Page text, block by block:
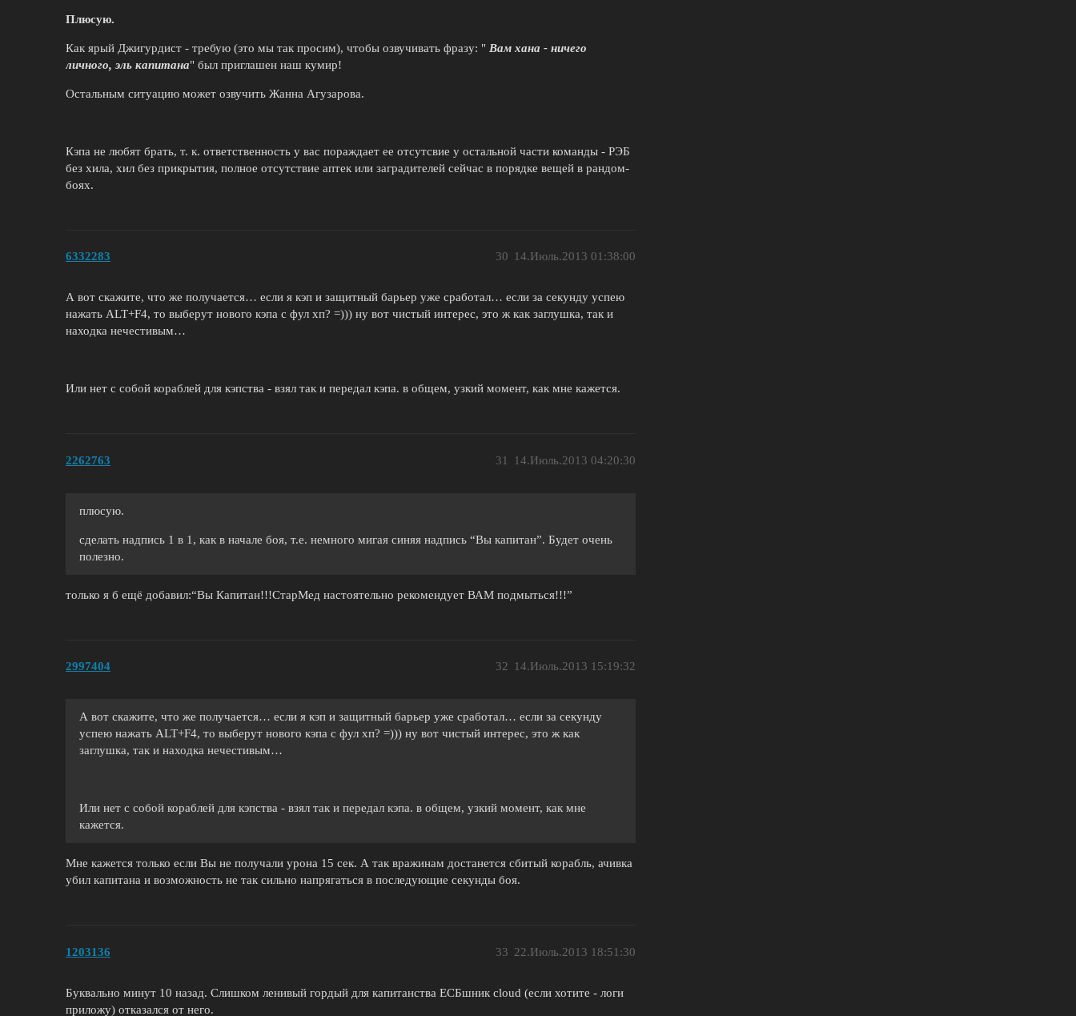
Плюсую.
Как ярый Джигурдист - требую (это мы так просим), чтобы озвучивать фразу: " Вам хана - ничего
личного, эль капитана" был приглашен наш кумир!
Остальным ситуацию может озвучить Жанна Агузарова.
Кэпа не любят брать, т. к. ответственность у вас пораждает ее отсутсвие у остальной части команды - РЭБ
без хила, хил без прикрытия, полное отсутствие аптек или заградителей сейчас в порядке вещей в рандом-
боях.
6332283 14.Июль.2013 01:38:00
30
А вот скажите, что же получается… если я кэп и защитный барьер уже сработал… если за секунду успею
нажать ALT+F4, то выберут нового кэпа с фул хп? =))) ну вот чистый интерес, это ж как заглушка, так и
находка нечестивым…
Или нет с собой кораблей для кэпства - взял так и передал кэпа. в общем, узкий момент, как мне кажется.
2262763 14.Июль.2013 04:20:30
31
плюсую.
сделать надпись 1 в 1, как в начале боя, т.е. немного мигая синяя надпись “Вы капитан”. Будет очень
полезно.
только я б ещё добавил:“Вы Капитан!!!СтарМед настоятельно рекомендует ВАМ подмыться!!!”
2997404 14.Июль.2013 15:19:32
32
А вот скажите, что же получается… если я кэп и защитный барьер уже сработал… если за секунду
успею нажать ALT+F4, то выберут нового кэпа с фул хп? =))) ну вот чистый интерес, это ж как
заглушка, так и находка нечестивым…
Или нет с собой кораблей для кэпства - взял так и передал кэпа. в общем, узкий момент, как мне
кажется.
Мне кажется только если Вы не получали урона 15 сек. А так вражинам достанется сбитый корабль, ачивка
убил капитана и возможность не так сильно напрягаться в последующие секунды боя.
1203136 22.Июль.2013 18:51:30
33
Буквально минут 10 назад. Слишком ленивый гордый для капитанства ЕСБшник cloud (если хотите - логи
приложу) отказался от него.